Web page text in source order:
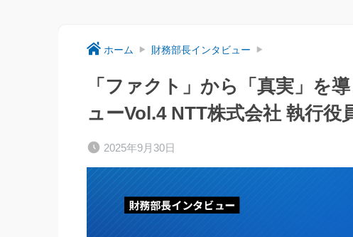
ホーム 財務部長インタビュー
「ファクト」から「真実」を
ューVol.4 NTT株式会社 執行役
2025年9月30日